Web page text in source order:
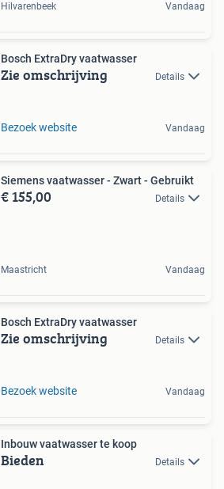
Hilvarenbeek Vandaag
Bosch ExtraDry vaatwasser
Zie omschrijving Details
Bezoek website Vandaag
Siemens vaatwasser - Zwart - Gebruikt
€ 155,00 Details
Maastricht Vandaag
Bosch ExtraDry vaatwasser
Zie omschrijving Details
Bezoek website Vandaag
Inbouw vaatwasser te koop
Bieden Details